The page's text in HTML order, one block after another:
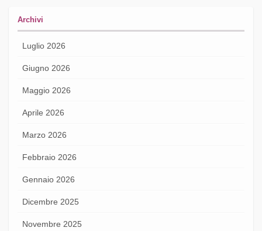
Archivi
Luglio 2026
Giugno 2026
Maggio 2026
Aprile 2026
Marzo 2026
Febbraio 2026
Gennaio 2026
Dicembre 2025
Novembre 2025